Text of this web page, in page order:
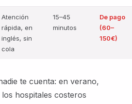
Atención
rápida, en
inglés, sin
cola
15–45
minutos
De pago
(60–
150€)
te cuenta: en verano,
hospitales costeros